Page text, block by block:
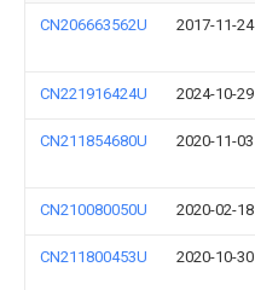
CN206663562U 2017-11-24
CN221916424U 2024-10-29
CN211854680U 2020-11-03
CN210080050U 2020-02-18
CN211800453U 2020-10-30